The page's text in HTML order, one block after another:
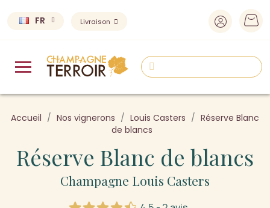
FR Livraison
Accueil Nos vignerons Louis Casters
Réserve Blanc
de blancs
Réserve Blanc de blancs
Champagne Louis Casters